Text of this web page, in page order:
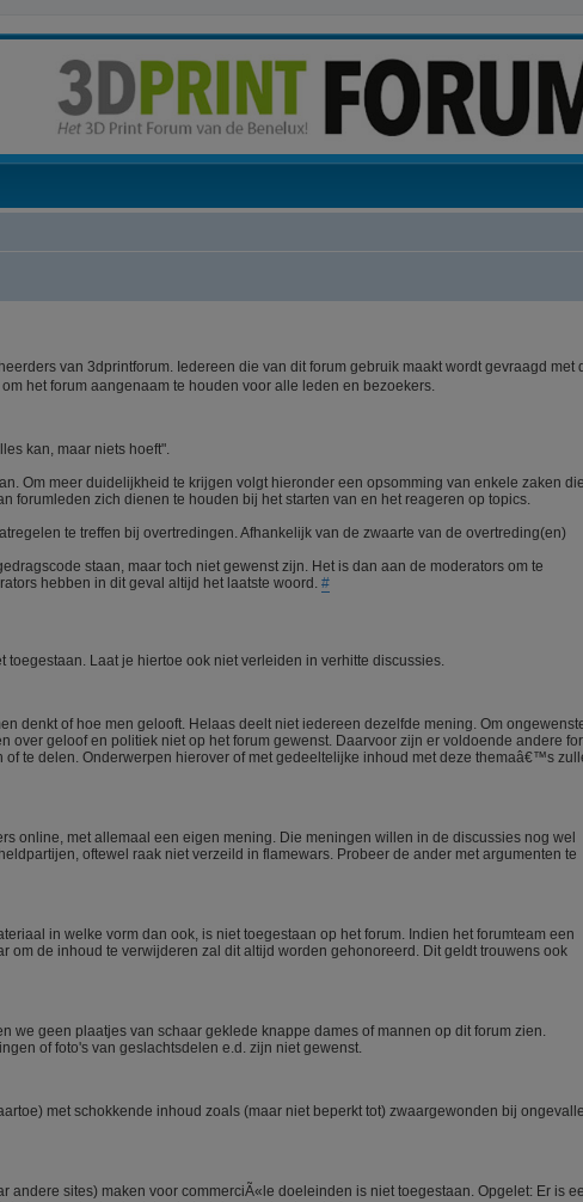
van 3dprintforum. Iedereen die van dit forum gebruik maakt wordt gevraagd met
het forum aangenaam te houden voor alle leden en bezoekers.
kan, maar niets hoeft".
Om meer duidelijkheid te krijgen volgt hieronder een opsomming van enkele zaken die
forumleden zich dienen te houden bij het starten van en het reageren op topics.
te treffen bij overtredingen. Afhankelijk van de zwaarte van de overtreding(en)
staan, maar toch niet gewenst zijn. Het is dan aan de moderators om te
hebben in dit geval altijd het laatste woord. #
Laat je hiertoe ook niet verleiden in verhitte discussies.
denkt of hoe men gelooft. Helaas deelt niet iedereen dezelfde mening. Om
over geloof en politiek niet op het forum gewenst. Daarvoor zijn er voldoende andere
te delen. Onderwerpen hierover of met gedeeltelijke inhoud met deze themaâ€™s
online, met allemaal een eigen mening. Die meningen willen in de discussies nog wel
oftewel raak niet verzeild in flamewars. Probeer de ander met argumenten te
in welke vorm dan ook, is niet toegestaan op het forum. Indien het forumteam een
om de inhoud te verwijderen zal dit altijd worden gehonoreerd. Dit geldt trouwens ook
we geen plaatjes van schaar geklede knappe dames of mannen op dit forum zien.
of foto's van geslachtsdelen e.d. zijn niet gewenst.
met schokkende inhoud zoals (maar niet beperkt tot) zwaargewonden bij
andere sites) maken voor commerciÃ«le doeleinden is niet toegestaan. Opgelet: Er is